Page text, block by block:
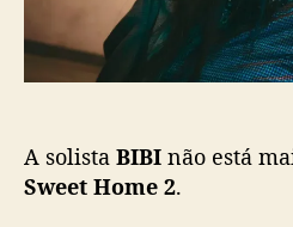
a
ç
ã
A solista BIBI não está
Sweet Home 2.